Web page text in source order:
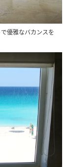
優雅なバカンスを